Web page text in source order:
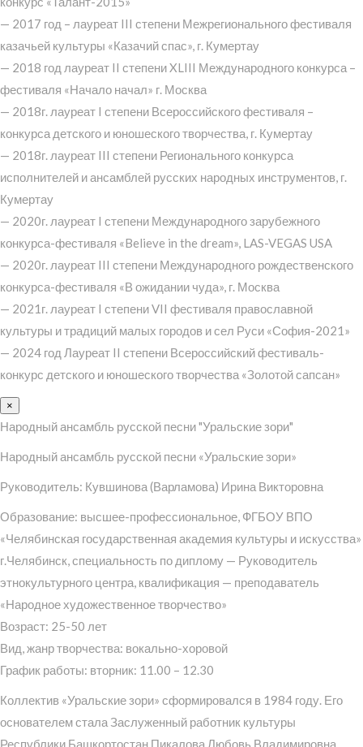
— 2017 год – лауреат III степени Межрегионального фестиваля
казачьей культуры «Казачий спас», г. Кумертау
— 2018 год лауреат II степени XLIII Международного конкурса –
фестиваля «Начало начал» г. Москва
— 2018г. лауреат I степени Всероссийского фестиваля –
конкурса детского и юношеского творчества, г. Кумертау
— 2018г. лауреат III степени Регионального конкурса
исполнителей и ансамблей русских народных инструментов, г.
Кумертау
— 2020г. лауреат I степени Международного зарубежного
конкурса-фестиваля «Believe in the dream», LAS-VEGAS USA
— 2020г. лауреат III степени Международного рождественского
конкурса-фестиваля «В ожидании чуда», г. Москва
— 2021г. лауреат I степени VII фестиваля православной
культуры и традиций малых городов и сел Руси «София-2021»
— 2024 год Лауреат II степени Всероссийский фестиваль-
конкурс детского и юношеского творчества «Золотой сапсан»
×
Народный ансамбль русской песни "Уральские зори"
Народный ансамбль русской песни «Уральские зори»
Руководитель: Кувшинова (Варламова) Ирина Викторовна
Образование: высшее-профессиональное, ФГБОУ ВПО
«Челябинская государственная академия культуры и искусства»
г.Челябинск, специальность по диплому — Руководитель
этнокультурного центра, квалификация — преподаватель
«Народное художественное творчество»
Возраст: 25-50 лет
Вид, жанр творчества: вокально-хоровой
График работы: вторник: 11.00 – 12.30
Коллектив «Уральские зори» сформировался в 1984 году. Его
основателем стала Заслуженный работник культуры
Республики Башкортостан Пикалова Любовь Владимировна.